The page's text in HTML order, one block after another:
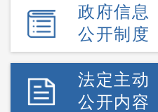
政府信息
公开制度
法定主动
公开内容